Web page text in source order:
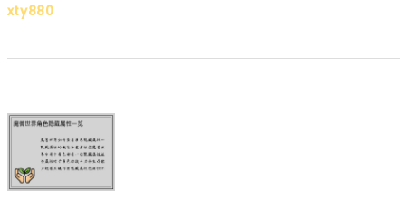
xty880